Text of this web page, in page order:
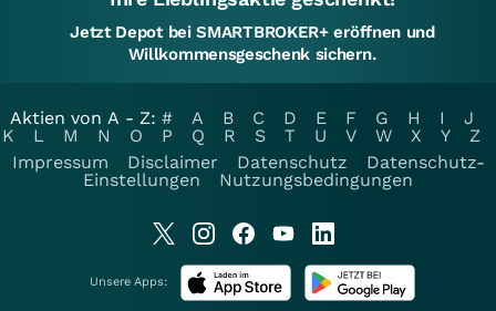
Jetzt Depot bei SMARTBROKER+ eröffnen und
Willkommensgeschenk sichern.
Aktien von A - Z: # A B C D E F G H I
J
K
L M N O P Q R S T U V W X Y
Z
Impressum
Disclaimer Datenschutz
Datenschutz-
Einstellungen
Nutzungsbedingungen
Unsere Apps: